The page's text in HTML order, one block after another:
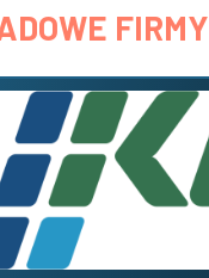
FIRMY